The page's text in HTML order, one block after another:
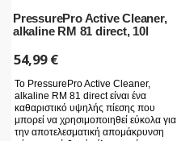
PressurePro Active Cleaner,
alkaline RM 81 direct, 10l
54,99€
Το PressurePro Active Cleaner,
alkaline RM 81 direct είναι ένα
καθαριστικό υψηλής πίεσης που
μπορεί να χρησιμοποιηθεί εύκολα για
την αποτελεσματική απομάκρυνση